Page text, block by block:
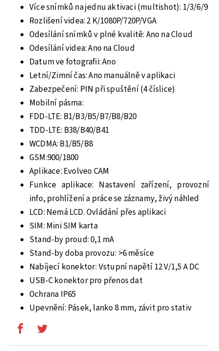
Více snímků na jednu aktivaci (multishot): 1/3/6/9
Rozlišení videa: 2 K/1080P/720P/VGA
Odesílání snímků v plné kvalitě: Ano na Cloud
Odesílání videa: Ano na Cloud
Datum ve fotografii: Ano
Letní/Zimní čas: Ano manuálně v aplikaci
Zabezpečení: PIN při spuštění (4 číslice)
Mobilní pásma:
FDD-LTE: B1/B3/B5/B7/B8/B20
TDD-LTE: B38/B40/B41
WCDMA: B1/B5/B8
GSM:900/1800
Aplikace: Evolveo CAM
Funkce aplikace: Nastavení zařízení, provozní
info, prohlížení a práce se záznamy, živý náhled
LCD: Nemá LCD. Ovládání přes aplikaci
SIM: Mini SIM karta
Stand-by proud: 0,1 mA
Stand-by doba provozu: >6 měsíce
Nabíjecí konektor: Vstupní napětí 12 V/1,5 A DC
USB-C konektor pro přenos dat
Ochrana IP65
Upevnění: Pásek, lanko 8 mm, závit pro stativ